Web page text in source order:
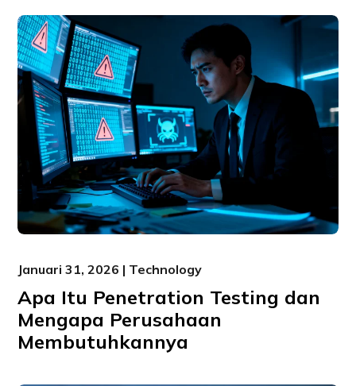
Januari 31, 2026 | Technology
Apa Itu Penetration Testing dan
Mengapa Perusahaan
Membutuhkannya